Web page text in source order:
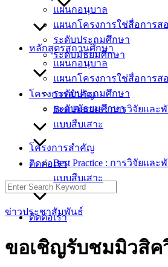
หลักสูตรสถานศึกษา
แผนกอนุบาล
แผนกโครงการใช่สื่อการส
ระดับประถมศึกษา
ระดับมัธยมศึกษา
โครงการสำคัญ
Best Practice : การวิจัยแล
แบบสืบเสาะ
ติดต่อเรา
แผนกอนุบาล
แผนกโครงการใช่สื่อการส
ระดับประถมศึกษา
ระดับมัธยมศึกษา
โครงการสำคัญ
Best Practice : การวิจัยแล
แบบสืบเสาะ
ติดต่อเรา
Search
for:
ข่าวประชาสัมพันธ์
ขอเชิญรับชมมิวสิค